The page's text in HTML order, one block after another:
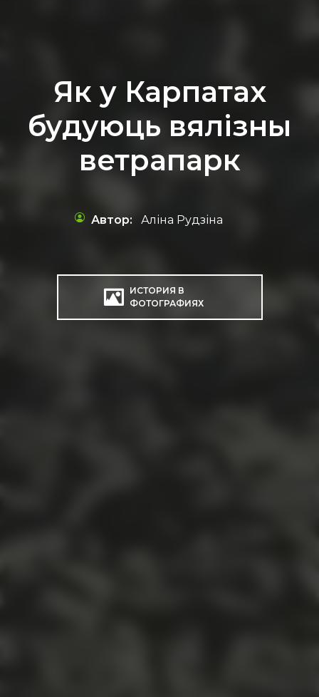
Як у Карпатах
будуюць вялізны
ветрапарк
Автор: Аліна Рудзіна
ИСТОРИЯ В
ФОТОГРАФИЯХ